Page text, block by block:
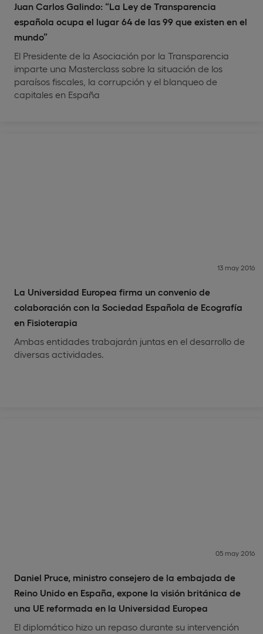
Juan Carlos Galindo: “La Ley de Transparencia
española ocupa el lugar 64 de las 99 que existen en el
mundo”
El Presidente de la Asociación por la Transparencia
imparte una Masterclass sobre la situación de los
paraísos fiscales, la corrupción y el blanqueo de
capitales en España
La Universidad Europea firma un convenio de
colaboración con la Sociedad Española de Ecografía
en Fisioterapia
13 may 2016
Ambas entidades trabajarán juntas en el desarrollo de
diversas actividades.
Daniel Pruce, ministro consejero de la embajada de
Reino Unido en España, expone la visión británica de
una UE reformada en la Universidad Europea
05 may 2016
El diplomático hizo un repaso durante su intervención